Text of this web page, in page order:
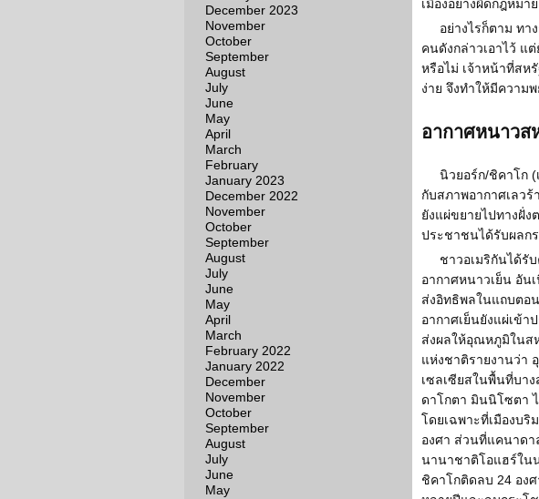
December 2023
November
October
September
August
July
June
May
April
March
February
January 2023
December 2022
November
October
September
August
July
June
May
April
March
February 2022
January 2022
December
November
October
September
August
July
June
May
เมืองอย่างผิดกฎหมา
อย่างไรก็ตาม ท
คนดังกล่าวเอาไว้ แ
หรือไม่ เจ้าหน้าที่สห
ง่าย จึงทำให้มีความ
อากาศหนาวส
นิวยอร์ก/ชิคาโก
กับสภาพอากาศเลว
ยังแผ่ขยายไปทางฝั่
ประชาชนได้รับผลก
ชาวอเมริกันได้รั
อากาศหนาวเย็น อัน
ส่งอิทธิพลในแถบตอ
อากาศเย็นยังแผ่เข้
ส่งผลให้อุณหภูมิในส
แห่งชาติรายงานว่า
เซลเซียสในพื้นที่บา
ดาโกตา มินนิโซตา
โดยเฉพาะที่เมืองบ
องศา ส่วนที่แคนาดา
นานาชาติโอแฮร์ใน
ชิคาโกติดลบ 24 อง